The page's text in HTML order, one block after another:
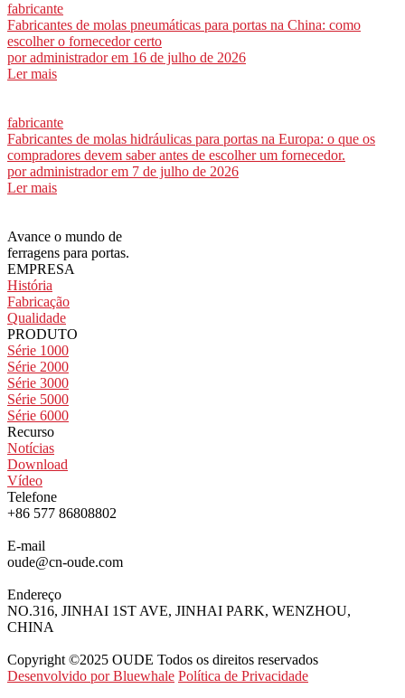
fabricante
Fabricantes de molas pneumáticas para portas na China: como
escolher o fornecedor certo
poradministradorem 16 de julho de 2026
Ler mais
fabricante
Fabricantes de molas hidráulicas para portas na Europa: o que os
compradores devem saber antes de escolher um fornecedor.
poradministradorem 7 de julho de 2026
Ler mais
Avance o mundo de
ferragens para portas.
EMPRESA
História
Fabricação
Qualidade
PRODUTO
Série 1000
Série 2000
Série 3000
Série 5000
Série 6000
Recurso
Notícias
Download
Vídeo
Telefone
+86 577 86808802
E-mail
oude@cn-oude.com
Endereço
NO.316, JINHAI 1ST AVE, JINHAI PARK, WENZHOU,
CHINA
Copyright ©2025 OUDE Todos os direitos reservados
Desenvolvido por Bluewhale Política de Privacidade